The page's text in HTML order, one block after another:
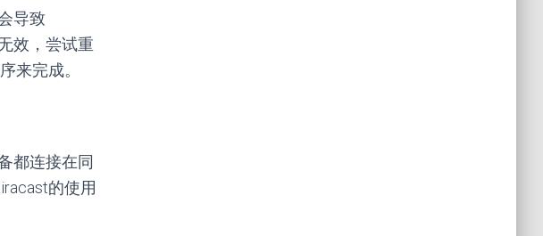
导致
效，尝试重
来完成。
都连接在同
的使用